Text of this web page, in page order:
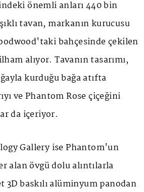
önemli anları 440 bin
tavan, markanın kurucusu
bahçesinde çekilen
alıyor. Tavanın tasarımı,
kurduğu bağa atıfta
vePhantom Roseçiçeğini
da içeriyor.
Galleryise Phantom'un
alan övgü dolu alıntılarla
3D baskılı alüminyum panodan